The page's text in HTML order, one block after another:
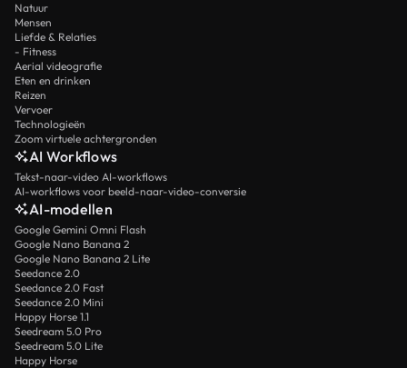
Natuur
Mensen
Liefde & Relaties
- Fitness
Aerial videografie
Eten en drinken
Reizen
Vervoer
Technologieën
Zoom virtuele achtergronden
AI Workflows
Tekst-naar-video AI-workflows
AI-workflows voor beeld-naar-video-conversie
AI-modellen
Google Gemini Omni Flash
Google Nano Banana 2
Google Nano Banana 2 Lite
Seedance 2.0
Seedance 2.0 Fast
Seedance 2.0 Mini
Happy Horse 1.1
Seedream 5.0 Pro
Seedream 5.0 Lite
Happy Horse